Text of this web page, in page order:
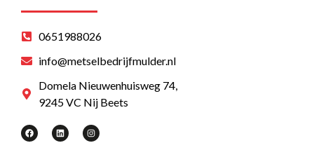
0651988026
info@metselbedrijfmulder.nl
Domela Nieuwenhuisweg 74,
9245 VC Nij Beets